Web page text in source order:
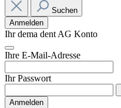
Suchen
Anmelden
Ihr dema dent AG Konto
Ihre E-Mail-Adresse
Ihr Passwort
Anmelden